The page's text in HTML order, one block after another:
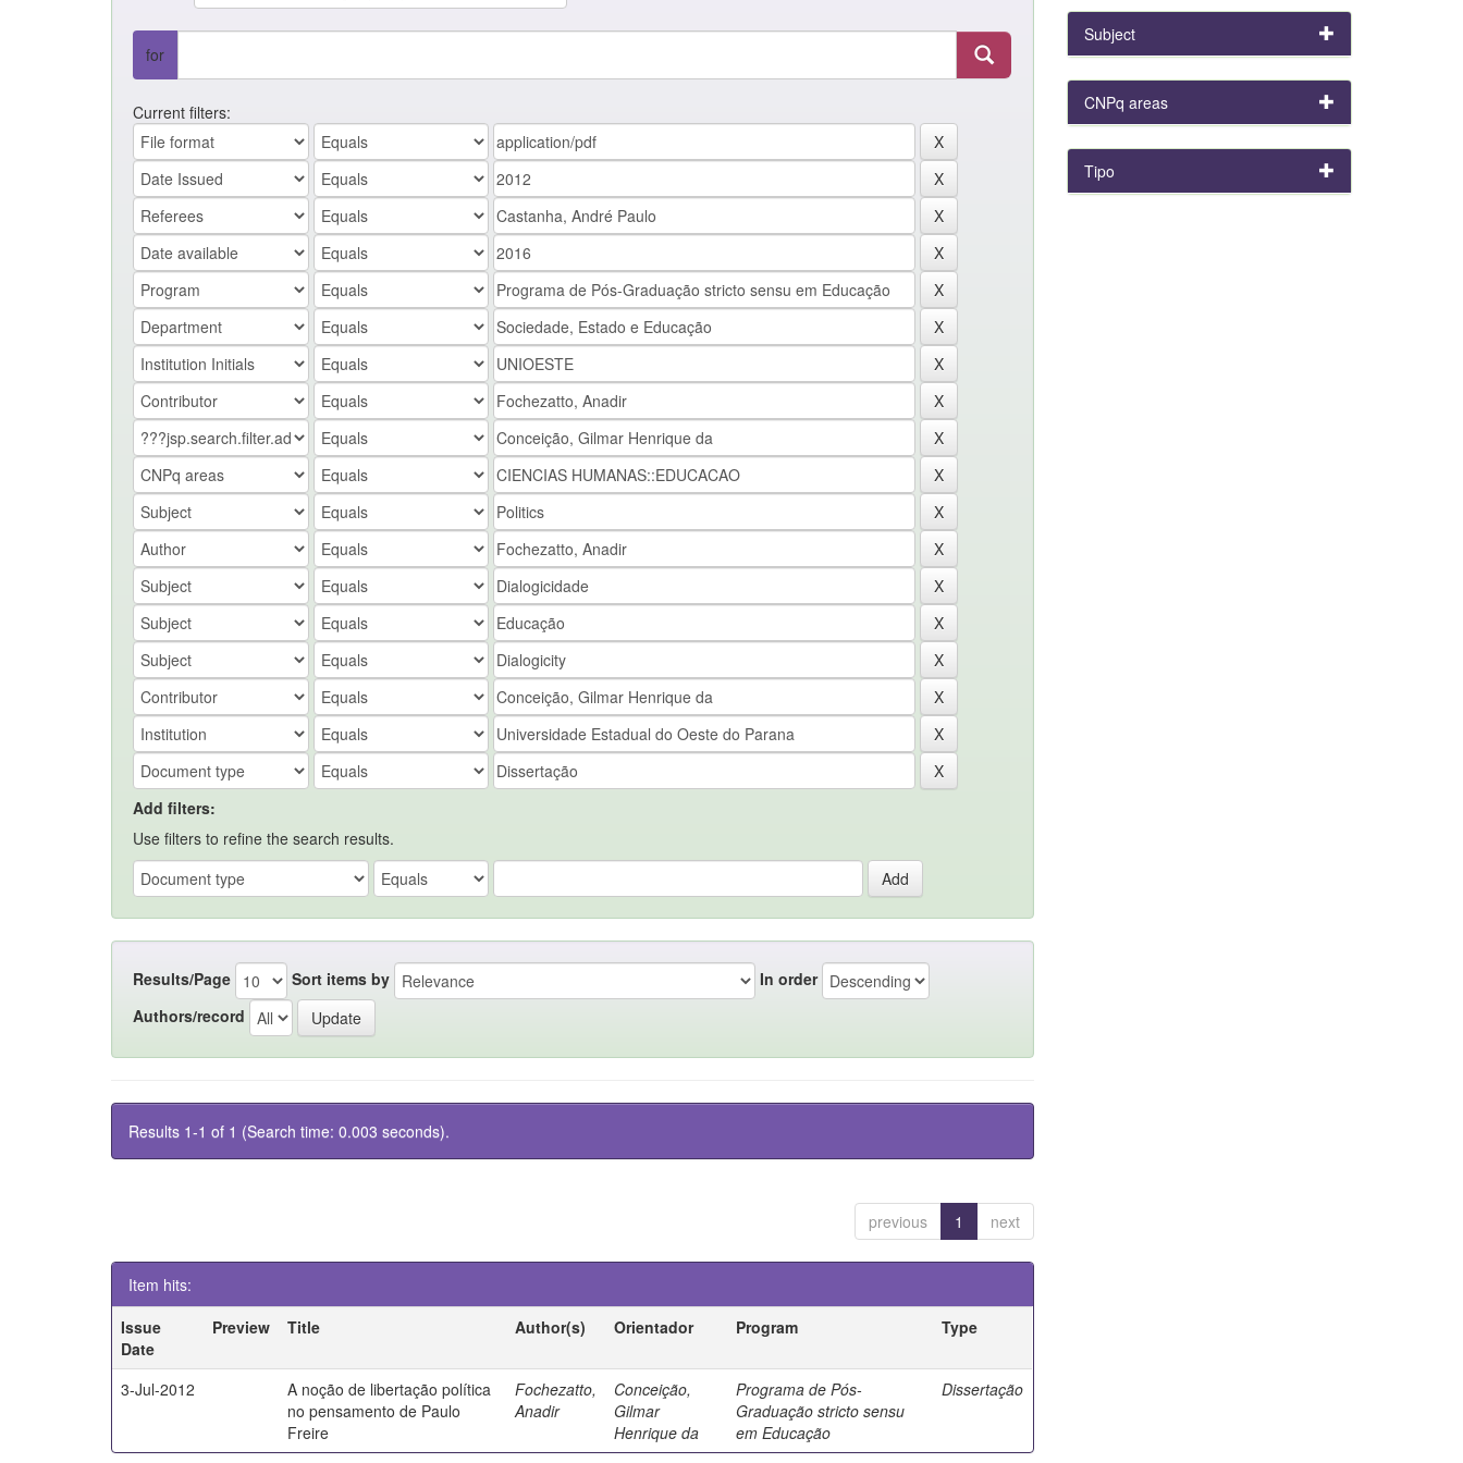
for
Current filters:
Add filters:
Use filters to refine the search results.
Results/Page Sort items by
In order
Authors/record
Results 1-1 of 1 (Search time: 0.003 seconds).
previous 1 next
Item hits:
Issue
Date
Preview Title Author(s) Orientador Program Type
3-Jul-2012
A noção de libertação política
no pensamento de Paulo
Freire
Fochezatto,
Anadir
Conceição,
Gilmar
Henrique da
Programa de Pós-
Graduação stricto sensu
em Educação
Dissertação
Subject
CNPq areas
Tipo